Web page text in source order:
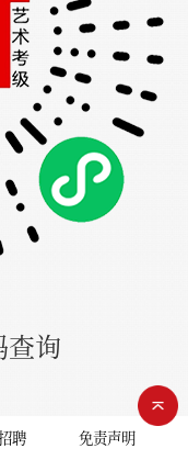
查询
聘 免责声明